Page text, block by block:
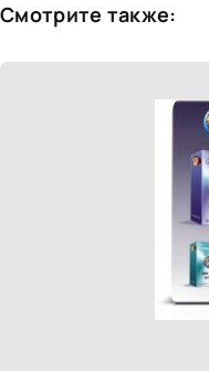
Смотрите также: